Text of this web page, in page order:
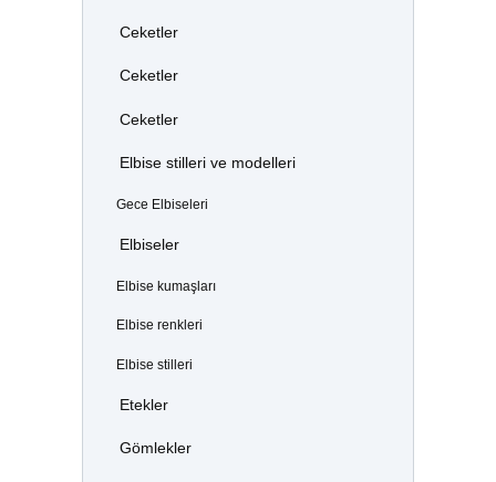
Ceketler
Ceketler
Ceketler
Elbise stilleri ve modelleri
Gece Elbiseleri
Elbiseler
Elbise kumaşları
Elbise renkleri
Elbise stilleri
Etekler
Gömlekler